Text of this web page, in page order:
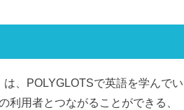
、POLYGLOTSで英語を学んでい
利用者とつながることができる、